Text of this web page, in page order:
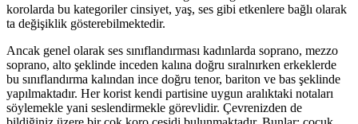
korolarda bu kategoriler cinsiyet, yaş, ses gibi etkenlere bağlı olarak
ta değişiklik gösterebilmektedir.
Ancak genel olarak ses sınıflandırması kadınlarda soprano, mezzo
soprano, alto şeklinde inceden kalına doğru sıralnırken erkeklerde
bu sınıflandırma kalından ince doğru tenor, bariton ve bas şeklinde
yapılmaktadır. Her korist kendi partisine uygun aralıktaki notaları
söylemekle yani seslendirmekle görevlidir. Çevrenizden de